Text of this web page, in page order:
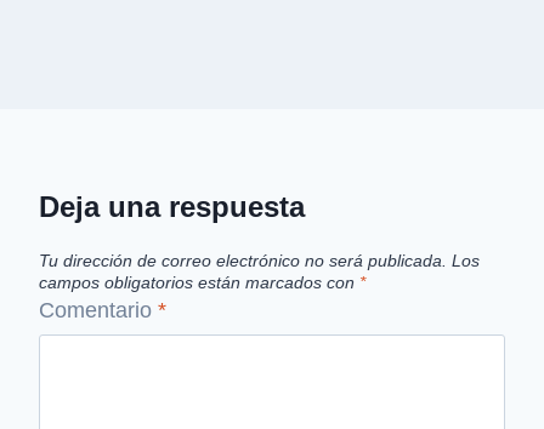
Deja una respuesta
Tu dirección de correo electrónico no será publicada. Los
campos obligatorios están marcados con *
Comentario *